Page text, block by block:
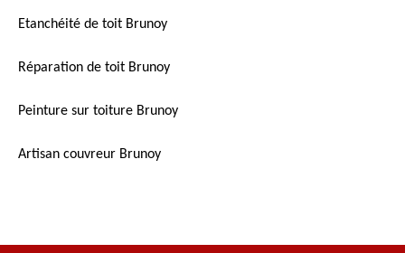
Etanchéité de toit Brunoy
Réparation de toit Brunoy
Peinture sur toiture Brunoy
Artisan couvreur Brunoy